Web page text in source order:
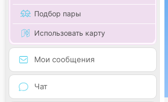
Подбор пары
Использовать карту
Мои сообщения
Чат